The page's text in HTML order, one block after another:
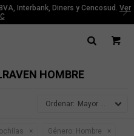
Interbank, Diners y Cencosud. Ver
HOMBRE
Mayor precio
Género: Hombre